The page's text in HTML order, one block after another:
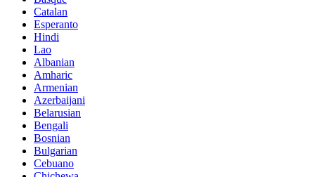
Catalan
Esperanto
Hindi
Lao
Albanian
Amharic
Armenian
Azerbaijani
Belarusian
Bengali
Bosnian
Bulgarian
Cebuano